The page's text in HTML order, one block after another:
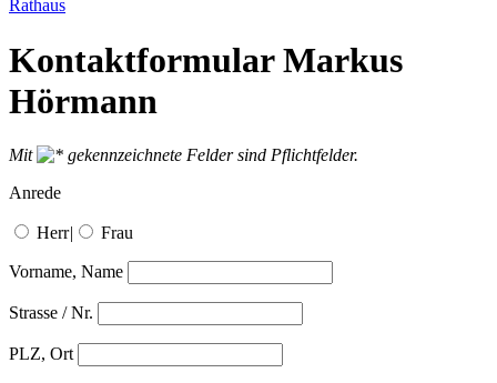
Rathaus
Kontaktformular Markus
Hörmann
Mit
gekennzeichnete Felder sind Pflichtfelder.
Anrede
Herr| Frau
Vorname, Name
Strasse / Nr.
PLZ, Ort